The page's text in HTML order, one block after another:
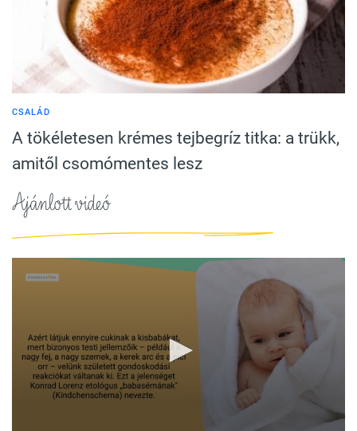
CSALÁD
A tökéletesen krémes tejbegríz titka: a trükk,
amitől csomómentes lesz
Ajánlott videó